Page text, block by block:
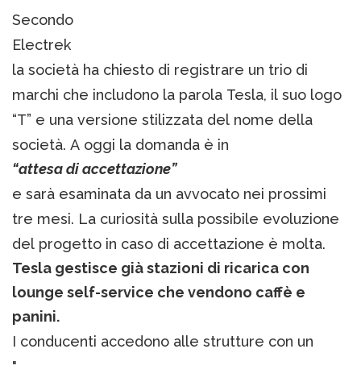
Secondo
Electrek
la società ha chiesto di registrare un trio di
marchi che includono la parola Tesla, il suo logo
“T” e una versione stilizzata del nome della
società. A oggi la domanda è in
“attesa di accettazione”
e sarà esaminata da un avvocato nei prossimi
tre mesi. La curiosità sulla possibile evoluzione
del progetto in caso di accettazione è molta.
Tesla gestisce già stazioni di ricarica con
lounge self-service che vendono caffè e
panini.
I conducenti accedono alle strutture con un
"